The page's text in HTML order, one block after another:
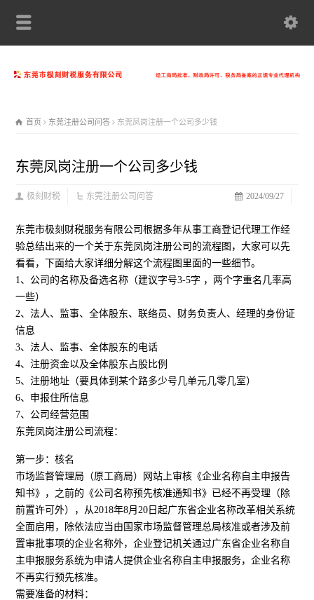
首页 东莞注册公司问答 东莞凤岗注册一个公司多少钱
东莞凤岗注册一个公司多少钱
2024/09/27
极刻财税 东莞注册公司问答
东莞市极刻财税服务有限公司根据多年从事工商登记代理工作经
验总结出来的一个关于东莞凤岗注册公司的流程图，大家可以先
看看，下面给大家详细分解这个流程图里面的一些细节。
1、公司的名称及备选名称（建议字号3-5字 ，两个字重名几率高
一些）
2、法人、监事、全体股东、联络员、财务负责人、经理的身份证
信息
3、法人、监事、全体股东的电话
4、注册资金以及全体股东占股比例
5、注册地址（要具体到某个路多少号几单元几零几室）
6、申报住所信息
7、公司经营范围
东莞凤岗注册公司流程：
第一步：核名
市场监督管理局（原工商局）网站上审核《企业名称自主申报告
知书》，之前的《公司名称预先核准通知书》已经不再受理（除
前置许可外），从2018年8月20日起广东省企业名称改革相关系统
全面启用，除依法应当由国家市场监督管理总局核准或者涉及前
置审批事项的企业名称外，企业登记机关通过广东省企业名称自
主申报服务系统为申请人提供企业名称自主申报服务，企业名称
不再实行预先核准。
需要准备的材料：